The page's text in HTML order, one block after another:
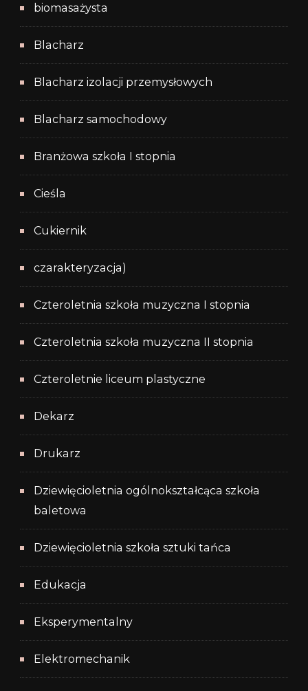
biomasażysta
Blacharz
Blacharz izolacji przemysłowych
Blacharz samochodowy
Branżowa szkoła I stopnia
Cieśla
Cukiernik
czarakteryzacja)
Czteroletnia szkoła muzyczna I stopnia
Czteroletnia szkoła muzyczna II stopnia
Czteroletnie liceum plastyczne
Dekarz
Drukarz
Dziewięcioletnia ogólnokształcąca szkoła
baletowa
Dziewięcioletnia szkoła sztuki tańca
Edukacja
Eksperymentalny
Elektromechanik